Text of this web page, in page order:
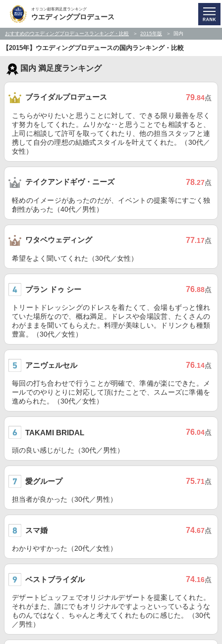
オリコン顧客満足度ランキング
ウエディングプロデュース
おすすめのウエディングプロデュースランキング・比較 2015年版 国内
【2015年】ウエディングプロデュースの国内ランキング・比較
国内 満足度ランキング
ブライダルプロデュース 79.84点
こちらがやりたいと思うことに対して、できる限り最善を尽く
す努力をしてくれた。ムリかな‥と思うことでも相談すると、
上司に相談して許可を取ってくれたり、他の担当スタッフと連
携して自分の理想の結婚式スタイルを叶えてくれた。（30代／
女性）
テイクアンドギヴ・ニーズ 78.27点
軽めのイメージがあったのだが、イベントの提案等にすごく独
創性があった（40代／男性）
ワタベウェディング 77.17点
希望をよく聞いてくれた（30代／女性）
プラン ドゥ シー 76.88点
トリートドレッシングのドレスを着たくて、会場もずっと憧れ
ていた場所なので、概ね満足。ドレスや会場設営、たくさんの
わがままを聞いてもらえた。料理が美味しい。ドリンクも種類
豊富。（30代／女性）
アニヴェルセル 76.14点
毎回の打ち合わせで行うことが明確で、準備が楽にできた。メ
ールでのやりとりに対応して頂けたことで、スムーズに準備を
進められた。（30代／女性）
TAKAMI BRIDAL 76.04点
頭の良い感じがした（30代／男性）
愛グループ 75.71点
担当者が良かった（30代／男性）
スマ婚 74.67点
わかりやすかった（20代／女性）
ベストブライダル 74.16点
デザートビュッフェでオリジナルデザートを提案してくれた。
それがまた、誰にでもオリジナルですよっといっているような
ものんではなく、ちゃんと考えてくれたものに感じた。（30代
／男性）